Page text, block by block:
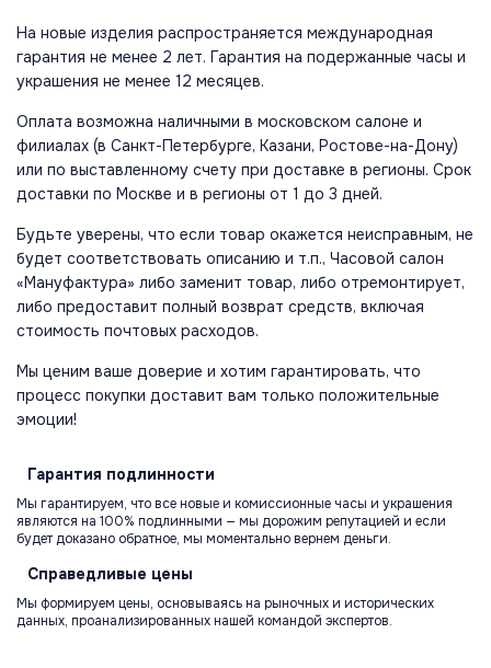
На новые изделия распространяется международная
гарантия не менее 2 лет. Гарантия на подержанные часы и
украшения не менее 12 месяцев.
Оплата возможна наличными в московском салоне и
филиалах (в Санкт-Петербурге, Казани, Ростове-на-Дону)
или по выставленному счету при доставке в регионы. Срок
доставки по Москве и в регионы от 1 до 3 дней.
Будьте уверены, что если товар окажется неисправным, не
будет соответствовать описанию и т.п., Часовой салон
«Мануфактура» либо заменит товар, либо отремонтирует,
либо предоставит полный возврат средств, включая
стоимость почтовых расходов.
Мы ценим ваше доверие и хотим гарантировать, что
процесс покупки доставит вам только положительные
эмоции!
Гарантия подлинности
Мы гарантируем, что все новые и комиссионные часы и украшения
являются на 100% подлинными — мы дорожим репутацией и если
будет доказано обратное, мы моментально вернем деньги.
Справедливые цены
Мы формируем цены, основываясь на рыночных и исторических
данных, проанализированных нашей командой экспертов.